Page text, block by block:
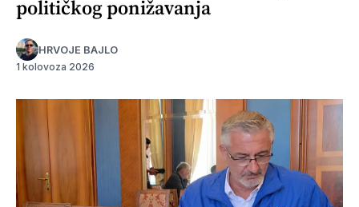
političkog ponižavanja
HRVOJE BAJLO
1 kolovoza 2026